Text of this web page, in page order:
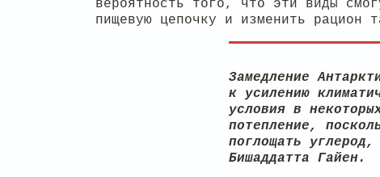
вероятность того, что эти виды
пищевую цепочку и изменить рацион
Замедление
к усилению
условия в
потепление,
поглощать углерод,
Бишаддатта Гайен.